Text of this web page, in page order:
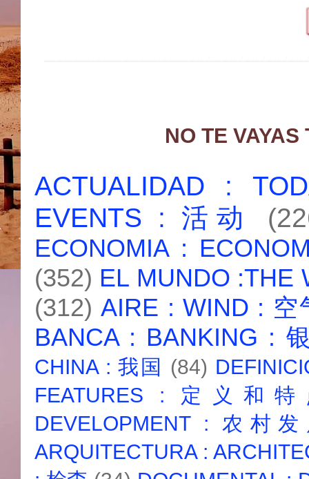
NO TE
ACTUALIDAD :
EVENTS : 活动
ECONOMIA :
(352) EL MUNDO :THE
(312) AIRE : WIND : 空
BANCA : BANKING :
CHINA : 我国 (84)
FEATURES : 定义和
DEVELOPMENT : 农村
ARQUITECTURA :